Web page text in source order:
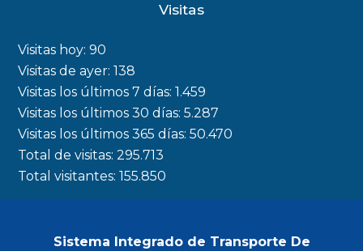
o
k
a
m
r
Visitas
Visitas hoy:90
Visitas de ayer:138
Visitas los últimos 7 días:1.459
Visitas los últimos 30 días:5.287
Visitas los últimos 365 días:50.470
Total de visitas:295.713
Total visitantes:155.850
Sistema Integrado de Transporte De